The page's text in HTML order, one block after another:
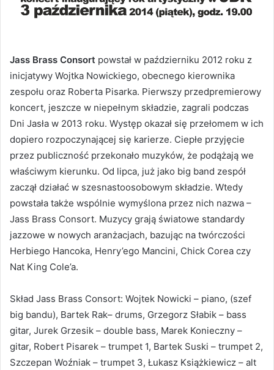
Jass Brass Consort powstał w październiku 2012 roku z
inicjatywy Wojtka Nowickiego, obecnego kierownika
zespołu oraz Roberta Pisarka. Pierwszy przedpremierowy
koncert, jeszcze w niepełnym składzie, zagrali podczas
Dni Jasła w 2013 roku. Występ okazał się przełomem w ich
dopiero rozpoczynającej się karierze. Ciepłe przyjęcie
przez publiczność przekonało muzyków, że podążają we
właściwym kierunku. Od lipca, już jako big band zespół
zaczął działać w szesnastoosobowym składzie. Wtedy
powstała także wspólnie wymyślona przez nich nazwa –
Jass Brass Consort. Muzycy grają światowe standardy
jazzowe w nowych aranżacjach, bazując na twórczości
Herbiego Hancoka, Henry’ego Mancini, Chick Corea czy
Nat King Cole’a.
Skład Jass Brass Consort: Wojtek Nowicki – piano, (szef
big bandu), Bartek Rak– drums, Grzegorz Słabik – bass
gitar, Jurek Grzesik – double bass, Marek Konieczny –
gitar, Robert Pisarek – trumpet 1, Bartek Suski – trumpet 2,
Szczepan Woźniak – trumpet 3, Łukasz Książkiewicz – alt